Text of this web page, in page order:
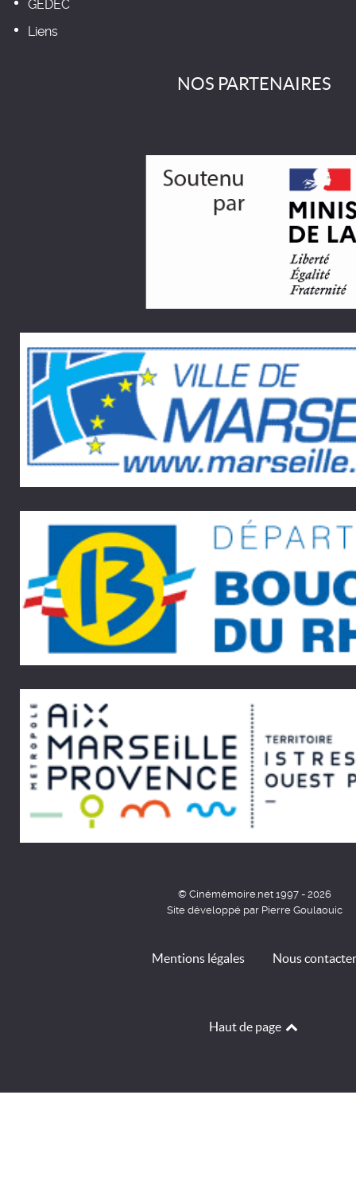
GEDEC
Liens
NOS PARTENAIRES
© Cinémémoire.net 1997 - 2026
Site développé par Pierre Goulaouic
Mentions légales Nous contacter
Haut de page